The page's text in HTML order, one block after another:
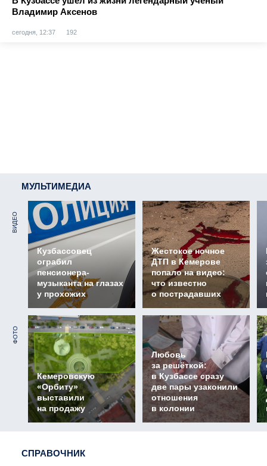
Владимир Аксенов
сегодня, 12:37 192
МУЛЬТИМЕДИА
ВИДЕО
Кузбассовец
ограбил
пенсионера-
музыканта на глазах
у прохожих
Жестокое ночное
ДТП в Кемерове
попало на видео:
что известно
о пострадавших
ФОТО
Кемеровскую
«Орбиту»
выставили
на продажу
Любовь
за решёткой:
в Кузбассе сразу
две пары узаконили
отношения
в колонии
СПРАВОЧНИК